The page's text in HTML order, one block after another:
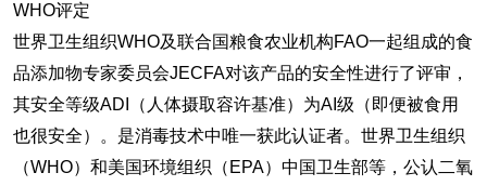
WHO评定
世界卫生组织WHO及联合国粮食农业机构FAO一起组成的食
品添加物专家委员会JECFA对该产品的安全性进行了评审，
其安全等级ADI（人体摄取容许基准）为AI级（即便被食用
也很安全）。是消毒技术中唯一获此认证者。世界卫生组织
（WHO）和美国环境组织（EPA）中国卫生部等，公认二氧